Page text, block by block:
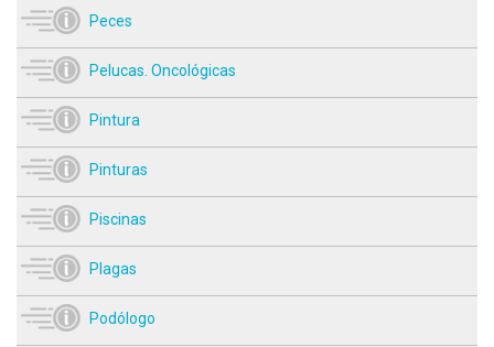
Peces
Pelucas. Oncológicas
Pintura
Pinturas
Piscinas
Plagas
Podólogo